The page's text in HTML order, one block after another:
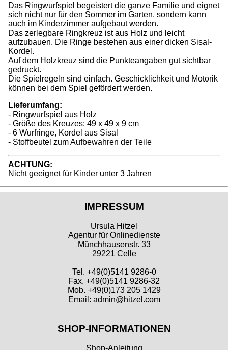
Das Ringwurfspiel begeistert die ganze Familie und eignet
sich nicht nur für den Sommer im Garten, sondern kann
auch im Kinderzimmer aufgebaut werden.
Das zerlegbare Ringkreuz ist aus Holz und leicht
aufzubauen. Die Ringe bestehen aus einer dicken Sisal-
Kordel.
Auf dem Holzkreuz sind die Punkteangaben gut sichtbar
gedruckt.
Die Spielregeln sind einfach. Geschicklichkeit und Motorik
können bei dem Spiel gefördert werden.
Lieferumfang:
- Ringwurfspiel aus Holz
- Größe des Kreuzes: 49 x 49 x 9 cm
- 6 Wurfringe, Kordel aus Sisal
- Stoffbeutel zum Aufbewahren der Teile
ACHTUNG:
Nicht geeignet für Kinder unter 3 Jahren
IMPRESSUM
Ursula Hitzel
Agentur für Onlinedienste
Münchhausenstr. 33
29221 Celle
Tel. +49(0)5141 9286-0
Fax. +49(0)5141 9286-32
Mob. +49(0)173 205 1429
Email: admin@hitzel.com
SHOP-INFORMATIONEN
Shop-Anleitung